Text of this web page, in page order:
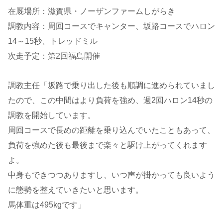
在厩場所：滋賀県・ノーザンファームしがらき
調教内容：周回コースでキャンター、坂路コースでハロン
14～15秒、トレッドミル
次走予定：第2回福島開催
調教主任「坂路で乗り出した後も順調に進められていまし
たので、この中間はより負荷を強め、週2回ハロン14秒の
調教を開始しています。
周回コースで長めの距離を乗り込んでいたこともあって、
負荷を強めた後も最後まで楽々と駆け上がってくれます
よ。
中身もできつつありますし、いつ声が掛かっても良いよう
に態勢を整えていきたいと思います。
馬体重は495kgです」